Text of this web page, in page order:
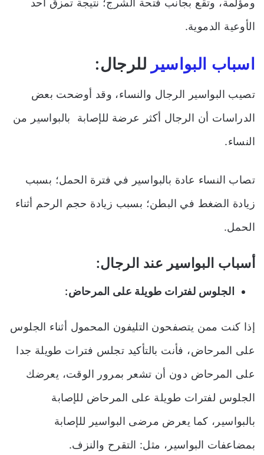
ومؤلمة، وتقع بجانب فتحة الشرج؛ نتيجة تمزق أحد
الأوعية الدموية.
اسباب البواسير للرجال:
تصيب البواسير الرجال والنساء، وقد أوضحت بعض
الدراسات أن الرجال أكثر عرضة للإصابة بالبواسير من
النساء.
تصاب النساء عادة بالبواسير في فترة الحمل؛ بسبب
زيادة الضغط في البطن؛ بسبب زيادة حجم الرحم أثناء
الحمل.
أسباب البواسير عند الرجال:
الجلوس لفترات طويلة على المرحاض:
إذا كنت ممن يتصفحون التليفون المحمول أثناء الجلوس
على المرحاض، فأنت بالتأكيد تجلس فترات طويلة جدا
على المرحاض دون أن تشعر بمرور الوقت، يعرضك
الجلوس لفترات طويلة على المرحاض للإصابة
بالبواسير، كما يعرض مرضى البواسير للإصابة
بمضاعفات البواسير، مثل: التقرح والنزف.